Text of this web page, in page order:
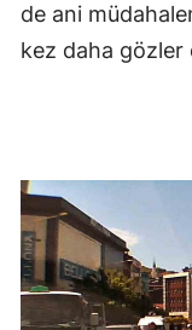
de ani
kez daha gözler